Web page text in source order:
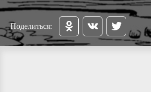
Поделиться: